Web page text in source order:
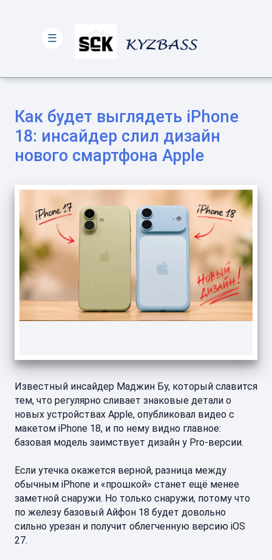
Как будет выглядеть iPhone
18: инсайдер слил дизайн
нового смартфона Apple
Известный инсайдер Маджин Бу, который славится
тем, что регулярно сливает знаковые детали о
новых устройствах Apple, опубликовал видео с
макетом iPhone 18, и по нему видно главное:
базовая модель заимствует дизайн у Pro-версии.
Если утечка окажется верной, разница между
обычным iPhone и «прошкой» станет ещё менее
заметной снаружи. Но только снаружи, потому что
по железу базовый Айфон 18 будет довольно
сильно урезан и получит облегченную версию iOS
27.
☰